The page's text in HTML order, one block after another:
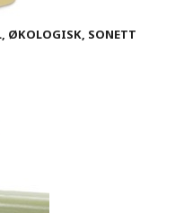
ØKOLOGISK, SONETT